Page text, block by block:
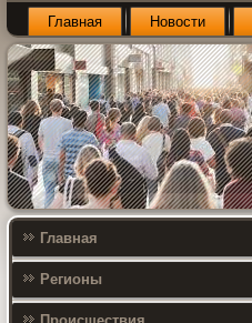
Главная Новости
Главная
Регионы